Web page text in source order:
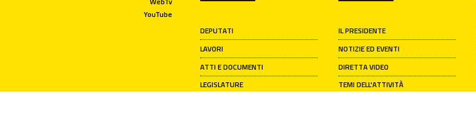
YouTube
DEPUTATI
LAVORI
ATTI E DOCUMENTI
LEGISLATURE
IL PRESIDENTE
NOTIZIE ED EVENTI
DIRETTA VIDEO
TEMI DELL'ATTIVITÀ
PARLAMENTARE